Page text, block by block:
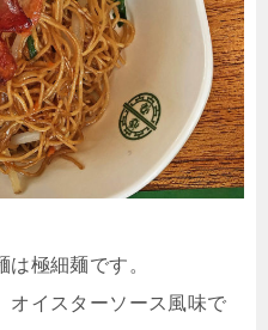
極細麺です。
オイスターソース風味で